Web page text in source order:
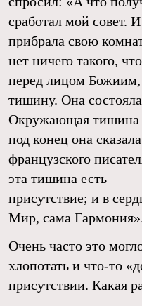
сработал мой совет.
прибрала свою
нет ничего такого,
перед лицом Божиим,
тишину. Она
Окружающая тишина
под конец она
французского
эта тишина есть
присутствие; и в
Мир, сама
Очень часто это
хлопотать и что-то
присутствии. Какая